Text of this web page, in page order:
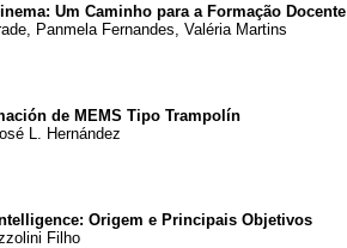
Um Caminho para a Formação Docente
Panmela Fernandes, Valéria Martins
de MEMS Tipo Trampolín
L. Hernández
Origem e Principais Objetivos
Filho